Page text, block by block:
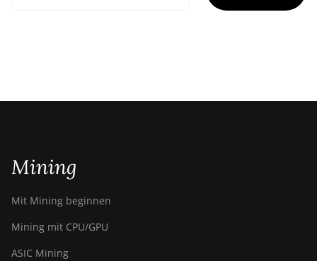
Mining
Mit Mining beginnen
Mining mit CPU/GPU
ASIC Mining